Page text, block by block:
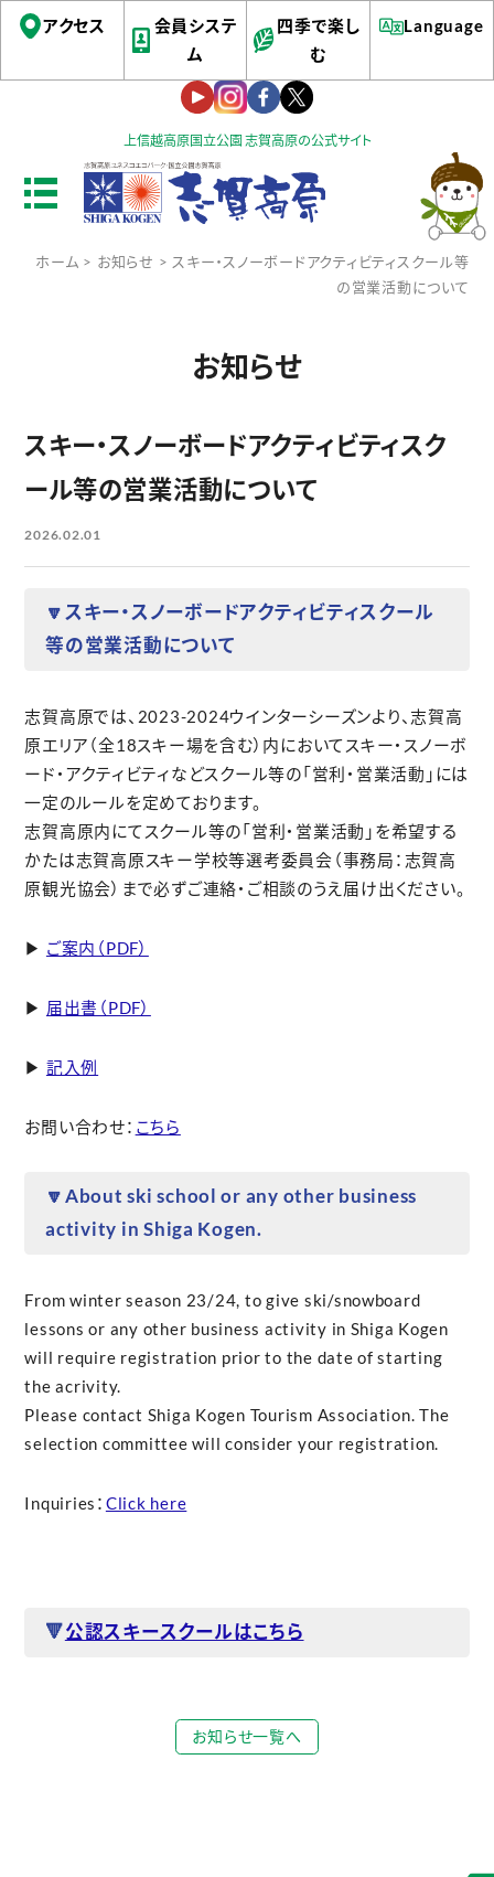
上信越高原国立公園 志賀高原の公式サイト
アクセス
会員システ
ム
四季で楽し
む
Language
ホーム > お知らせ > スキー・スノーボードアクティビティスクール等
の営業活動について
お知らせ
スキー・スノーボードアクティビティスク
ール等の営業活動について
2026.02.01
🔽スキー・スノーボードアクティビティスクール
等の営業活動について
志賀高原では、2023-2024ウインターシーズンより、志賀高
原エリア（全18スキー場を含む）内においてスキー・スノーボ
ード・アクティビティなどスクール等の「営利・営業活動」には
一定のルールを定めております。
志賀高原内にてスクール等の「営利・営業活動」を希望する
かたは志賀高原スキー学校等選考委員会（事務局：志賀高
原観光協会）まで必ずご連絡・ご相談のうえ届け出ください。
▶ ご案内（PDF）
▶ 届出書（PDF）
▶ 記入例
お問い合わせ： こちら
🔽About ski school or any other business
activity in Shiga Kogen.
From winter season 23/24, to give ski/snowboard
lessons or any other business activity in Shiga Kogen
will require registration prior to the date of starting
the acrivity.
Please contact Shiga Kogen Tourism Association. The
selection committee will consider your registration.
Inquiries： Click here
🔻公認スキースクールはこちら
お知らせ一覧へ